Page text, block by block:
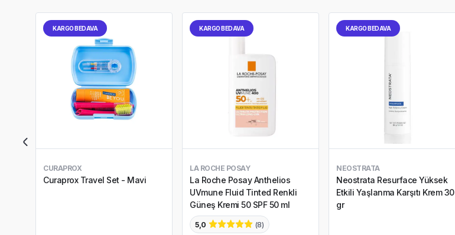
KARGO BEDAVA
CURAPROX
Curaprox Travel Set - Mavi
KARGO BEDAVA
LA ROCHE POSAY
La Roche Posay Anthelios
UVmune Fluid Tinted Renkli
Güneş Kremi 50 SPF 50 ml
5,0 (8)
KARGO BEDAVA
NEOSTRATA
Neostrata Resurface Yüksek
Etkili Yaşlanma Karşıtı Krem 30
gr